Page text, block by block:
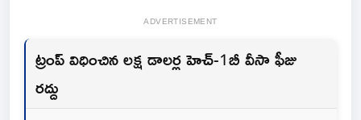
ADVERTISEMENT
ట్రంప్ విధించిన లక్ష డాలర్ల హెచ్-1బీ వీసా ఫీజు
రద్దు